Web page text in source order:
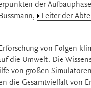
der
Leiter der
von Folgen
die Umwelt. Die
von großen
die Gesamtvielfalt von